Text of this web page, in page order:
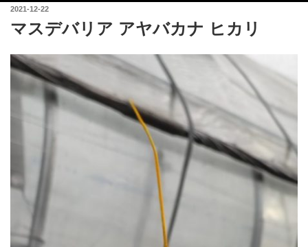
投
日:
2021-12-22
マスデバリア アヤバカナ ヒカリ